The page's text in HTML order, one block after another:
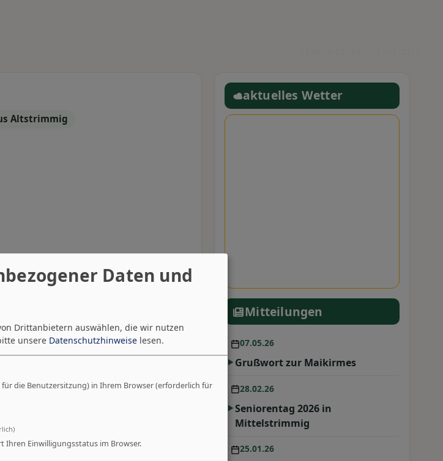
Altstrimmig
aktuelles Wetter
Mitteilungen
07.05.26
Grußwort zur Maikirmes
28.02.26
Seniorentag 2026 in
Mittelstrimmig
25.01.26
Daten und
Drittanbietern auswählen, die wir nutzen
unsere Datenschutzhinweise lesen.
für die Benutzersitzung) in Ihrem Browser (erforderlich für
Ihren Einwilligungsstatus im Browser.